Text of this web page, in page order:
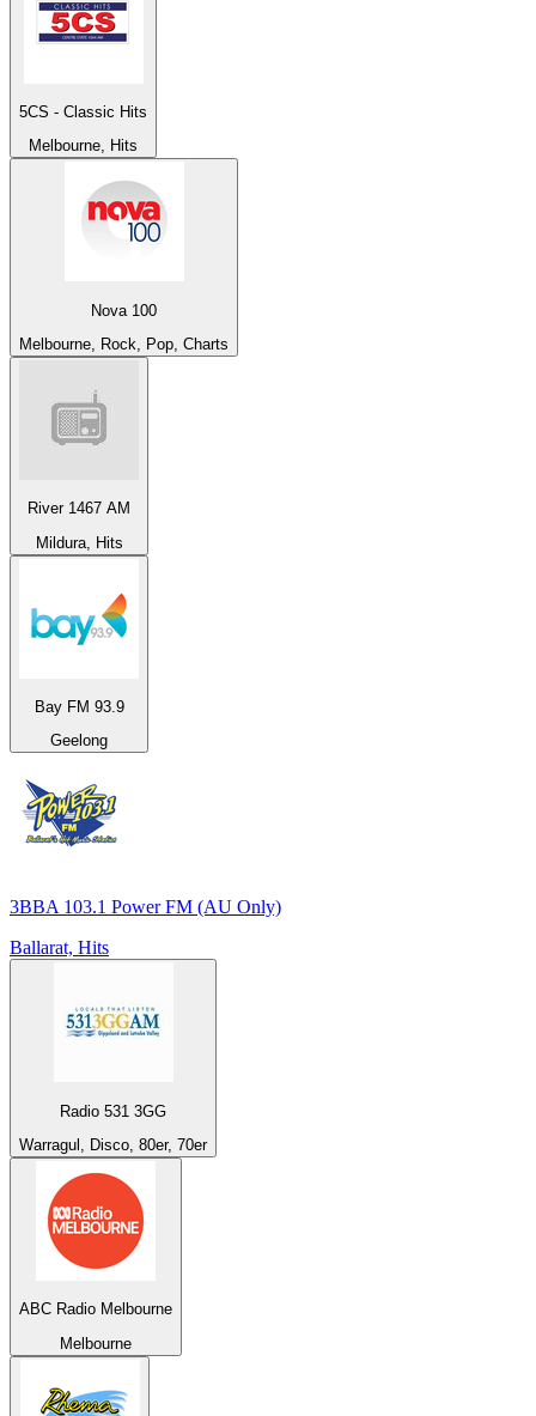
5CS - Classic Hits
Melbourne, Hits
Nova 100
Melbourne, Rock, Pop, Charts
River 1467 AM
Mildura, Hits
Bay FM 93.9
Geelong
3BBA 103.1 Power FM (AU Only)
Ballarat, Hits
Radio 531 3GG
Warragul, Disco, 80er, 70er
ABC Radio Melbourne
Melbourne